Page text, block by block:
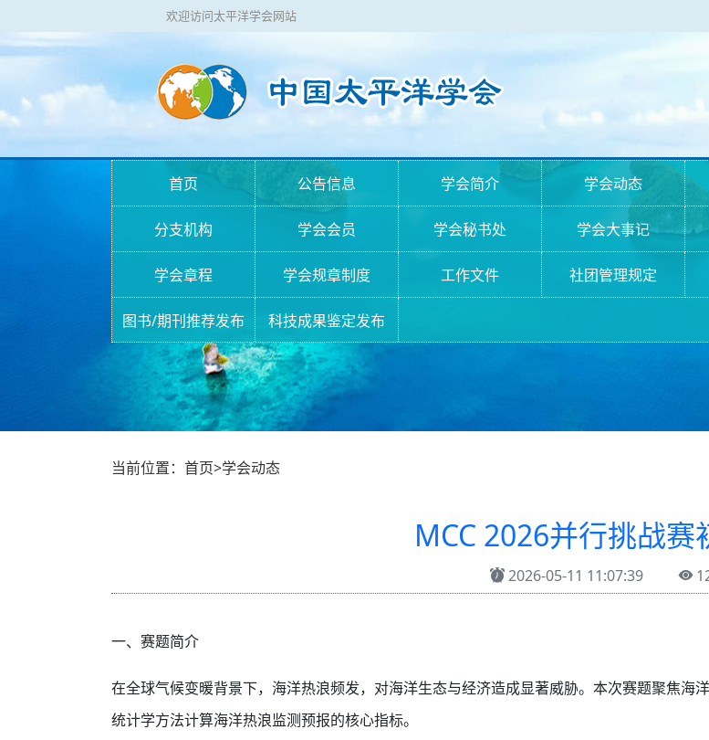
欢迎访问太平洋学会网站
首页 公告信息 学会简介 学会动态
分支机构 学会会员 学会秘书处 学会大事记
学会章程 学会规章制度 工作文件 社团管理规定
图书/期刊推荐发布 科技成果鉴定发布
当前位置：首页>学会动态
MCC 2026并行挑战赛
2026-05-11 11:07:39
一、赛题简介
在全球气候变暖背景下，海洋热浪频发，对海洋生态与经济造成显著威胁。本次赛题聚焦海
统计学方法计算海洋热浪监测预报的核心指标。